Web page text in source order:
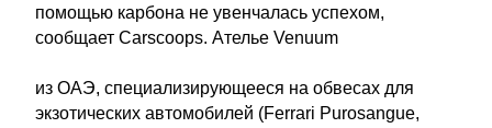
помощью карбона не увенчалась успехом,
сообщает Carscoops. Ателье Venuum
из ОАЭ, специализирующееся на обвесах для
экзотических автомобилей (Ferrari Purosangue,